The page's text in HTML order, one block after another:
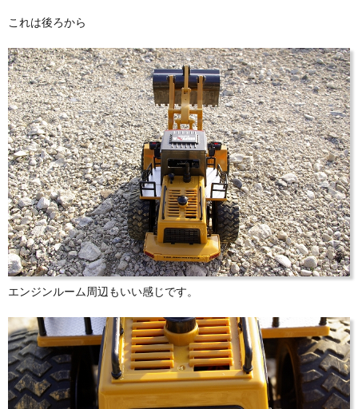
これは後ろから
エンジンルーム周辺もいい感じです。